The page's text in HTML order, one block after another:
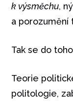
k výsměchu,
a porozumění
Tak se do
Teorie
politologie,